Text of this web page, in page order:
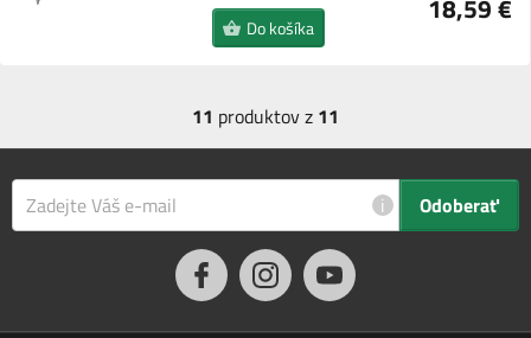
18,59 €
Do košíka
11 produktov z 11
i Odoberať